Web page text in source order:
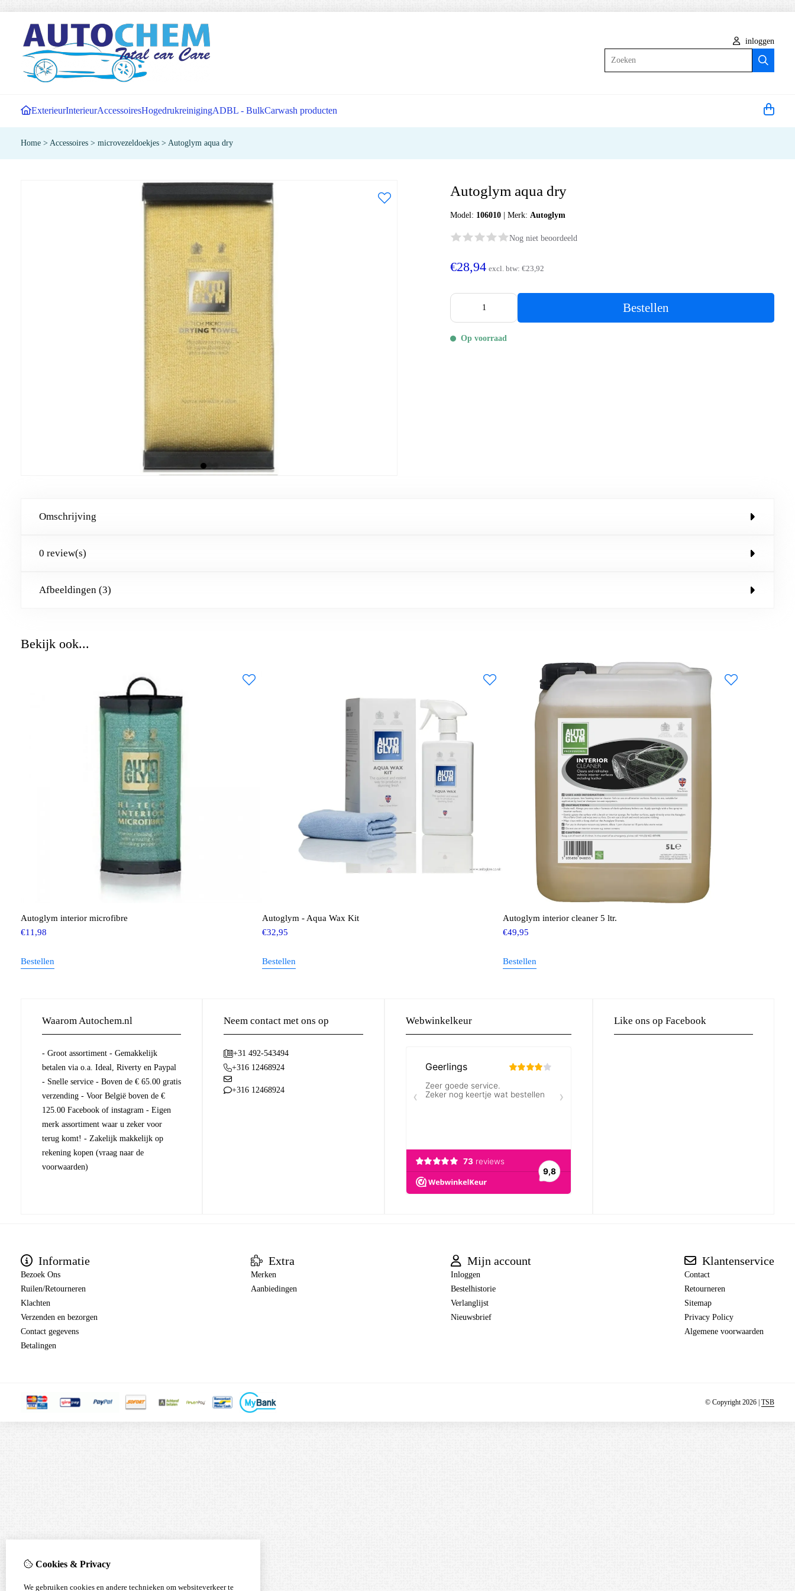
inloggen
ExterieurInterieurAccessoiresHogedrukreinigingADBL - BulkCarwash producten
Home > Accessoires > microvezeldoekjes > Autoglym aqua dry
Autoglym aqua dry
Model: 106010 |Merk:Autoglym
Nog niet beoordeeld
€28,94 excl. btw:€23,92
Bestellen
Op voorraad
Omschrijving
0 review(s)
Afbeeldingen (3)
Bekijk ook...
Autoglym interior microfibre
€11,98
Bestellen
Autoglym - Aqua Wax Kit
€32,95
Bestellen
Autoglym interior cleaner 5 ltr.
€49,95
Bestellen
Waarom Autochem.nl
- Groot assortiment - Gemakkelijk
betalen via o.a. Ideal, Riverty en Paypal
- Snelle service - Boven de € 65.00 gratis
verzending - Voor België boven de €
125.00 Facebook of instagram - Eigen
merk assortiment waar u zeker voor
terug komt! - Zakelijk makkelijk op
rekening kopen (vraag naar de
voorwaarden)
Neem contact met ons op
+31 492-543494
+316 12468924
+316 12468924
Webwinkelkeur Like ons op Facebook
Informatie
Bezoek Ons
Ruilen/Retourneren
Klachten
Verzenden en bezorgen
Contact gegevens
Betalingen
Extra
Merken
Aanbiedingen
Mijn account
Inloggen
Bestelhistorie
Verlanglijst
Nieuwsbrief
Klantenservice
Contact
Retourneren
Sitemap
Privacy Policy
Algemene voorwaarden
© Copyright 2026 | TSB
Cookies & Privacy
We gebruiken cookies en andere technieken om websiteverkeer te